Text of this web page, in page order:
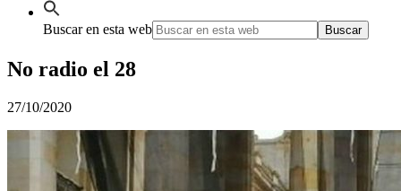
Buscar en esta web
No radio el 28
27/10/2020